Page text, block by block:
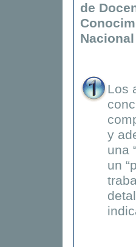
de
Nacional
Los
y
una
un